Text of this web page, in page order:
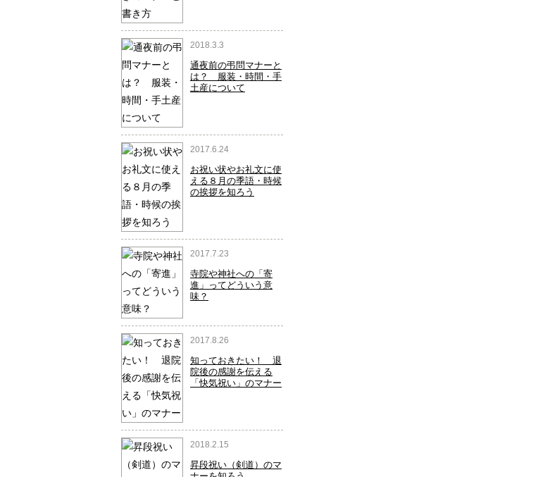
2018.3.3
通夜前の弔問マナーと
は？ 服装・時間・手
土産について
2017.6.24
お祝い状やお礼文に使
える８月の季語・時候
の挨拶を知ろう
2017.7.23
寺院や神社への「寄
進」ってどういう意
味？
2017.8.26
知っておきたい！ 退
院後の感謝を伝える
「快気祝い」のマナー
2018.2.15
昇段祝い（剣道）のマ